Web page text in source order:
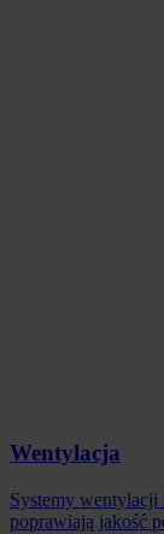
Wentylacja
Systemy wentylacji
poprawiają jakość